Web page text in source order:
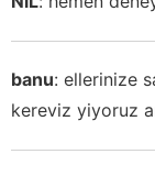
banu: ellerinize
kereviz yiyoruz